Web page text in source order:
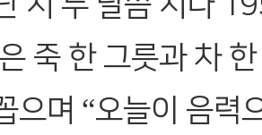
죽 한 그릇과 차
으며 “오늘이 음력